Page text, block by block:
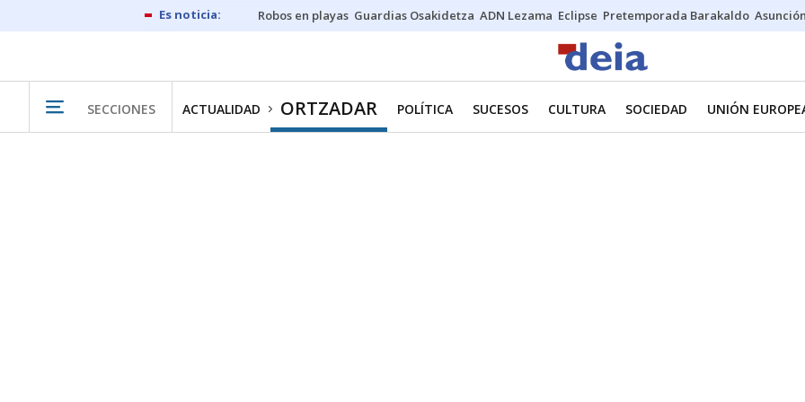
Robos en playas Guardias Osakidetza ADN Lezama Eclipse Pretemporada Barakaldo
SECCIONES ACTUALIDAD ORTZADAR POLÍTICA SUCESOS CULTURA SOCIEDAD UNIÓN